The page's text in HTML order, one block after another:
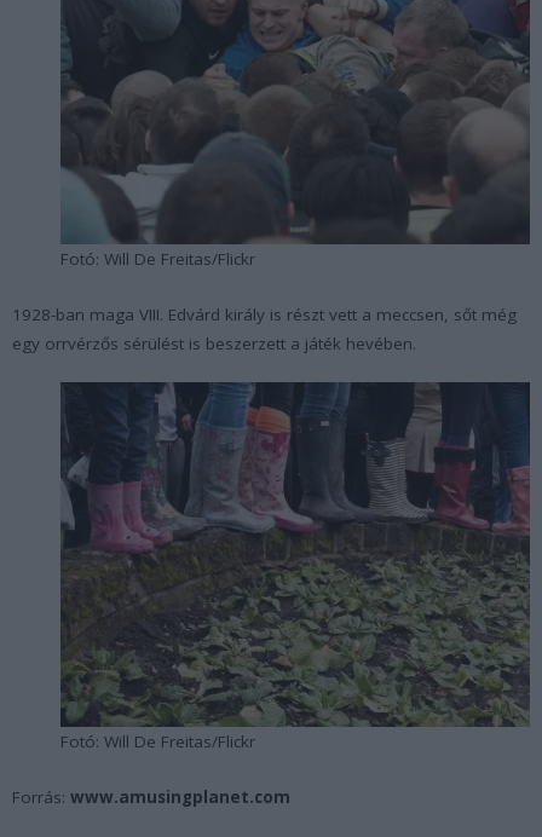
Fotó: Will De Freitas/Flickr
1928-ban maga VIII. Edvárd király is részt vett a meccsen, sőt még
egy orrvérzős sérülést is beszerzett a játék hevében.
Fotó: Will De Freitas/Flickr
Forrás: www.amusingplanet.com